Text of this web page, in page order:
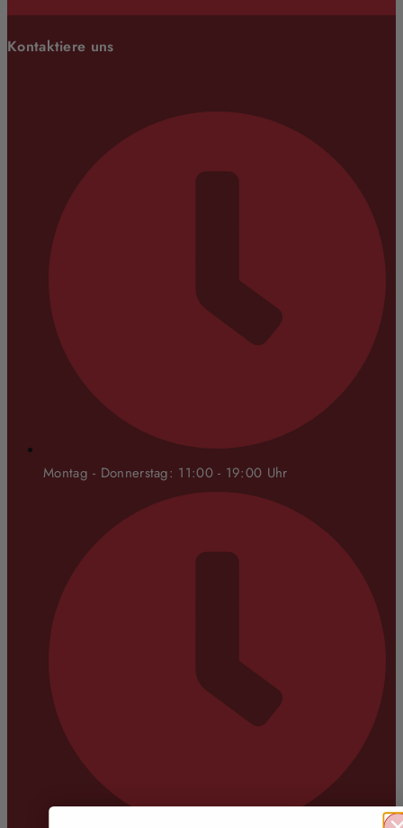
Kontaktiere uns
Montag - Donnerstag: 11:00 - 19:00 Uhr